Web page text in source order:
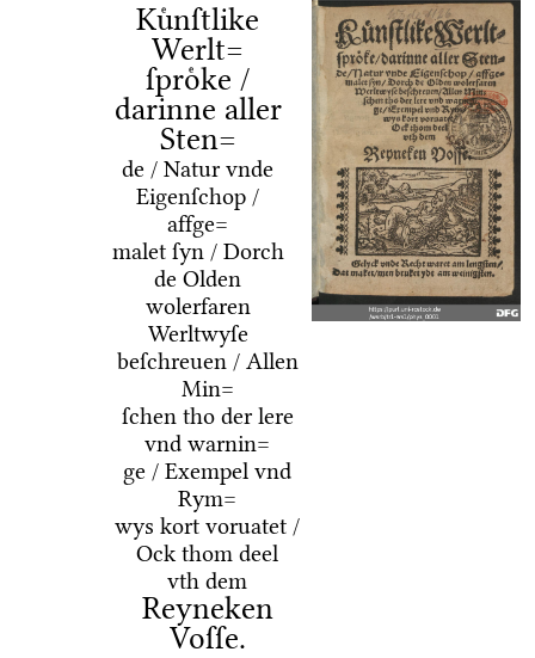
Kuͤnſtlike
Werlt=
ſproͤke /
darinne aller
Sten=
de / Natur vnde
Eigenſchop /
affge=
malet ſyn / Dorch
de Olden
wolerfaren
Werltwyſe
beſchreuen / Allen
Min=
ſchen tho der lere
vnd warnin=
ge / Exempel vnd
Rym=
wys kort voruatet /
Ock thom deel
vth dem
Reyneken
Voſſe.